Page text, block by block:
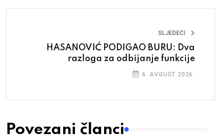
SLJEDEĆI
HASANOVIĆ PODIGAO BURU: Dva
razloga za odbijanje funkcije
6. AVGUST 2026.
Povezani članci